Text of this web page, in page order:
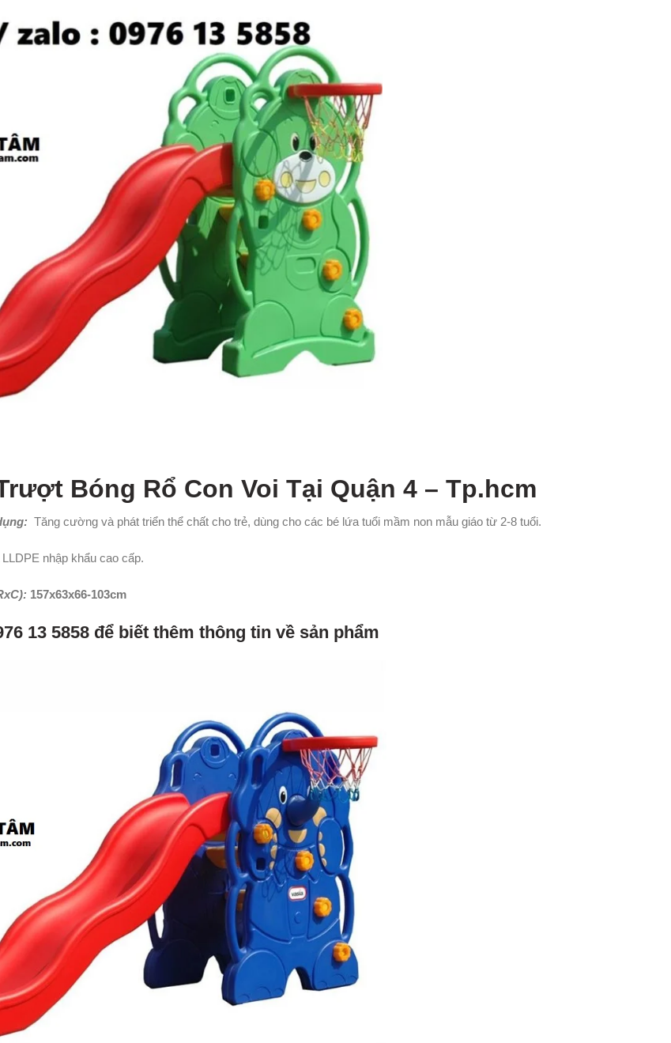
Bóng Rổ Con Voi Tại Quận 4 – Tp.hcm
Tăng cường và phát triển thể chất cho trẻ, dùng cho các bé lứa tuổi mầm non mẫu giáo từ 2-8 tuổi.
nhập khẩu cao cấp.
157x63x66-103cm
13 5858 để biết thêm thông tin về sản phẩm